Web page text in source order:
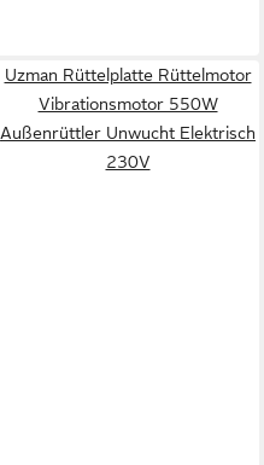
Uzman Rüttelplatte Rüttelmotor
Vibrationsmotor 550W
Außenrüttler Unwucht Elektrisch
230V